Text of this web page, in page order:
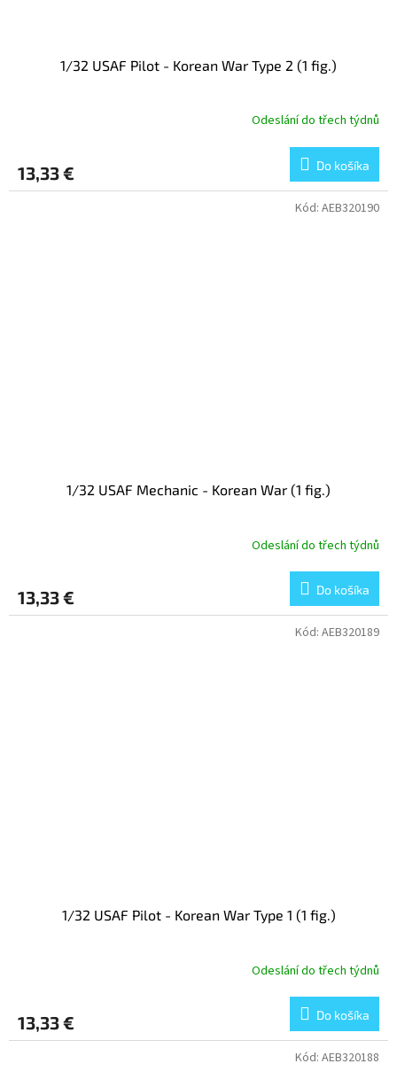
1/32 USAF Pilot - Korean War Type 2 (1 fig.)
Odeslání do třech týdnů
13,33 € Do košíka
1/32 USAF Mechanic - Korean War (1 fig.)
Odeslání do třech týdnů
13,33 € Do košíka
Kód: AEB320190
1/32 USAF Pilot - Korean War Type 1 (1 fig.)
Odeslání do třech týdnů
13,33 € Do košíka
Kód: AEB320189
Kód: AEB320188